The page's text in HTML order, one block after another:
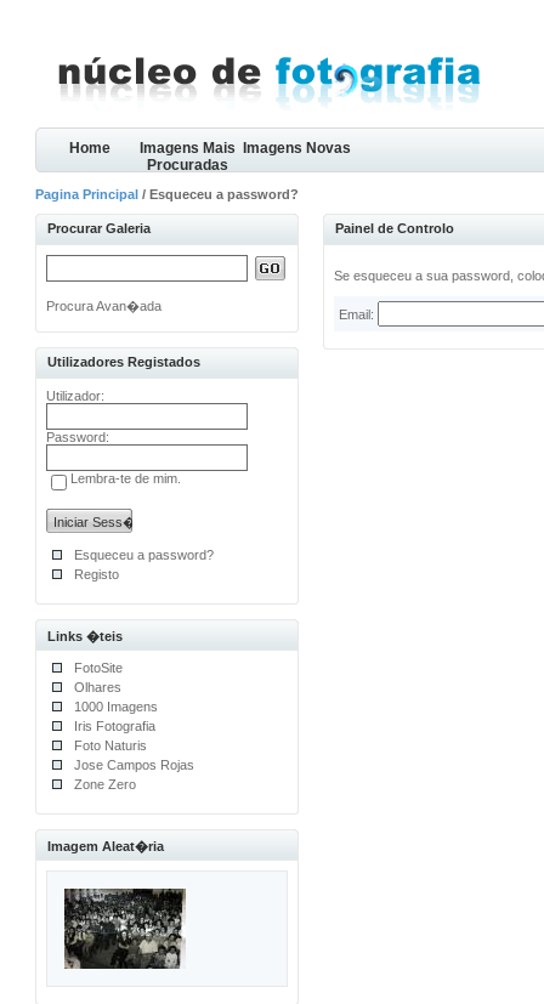
Home
Imagens Mais
Procuradas
Imagens Novas
Pagina Principal / Esqueceu a password?
Procurar Galeria
Procura Avan�ada
Utilizadores Registados
Utilizador:
Password:
Lembra-te de mim.
Esqueceu a password?
Registo
Links �teis
FotoSite
Olhares
1000 Imagens
Iris Fotografia
Foto Naturis
Jose Campos Rojas
Zone Zero
Imagem Aleat�ria
Painel de Controlo
Se esqueceu a sua password,
Email: